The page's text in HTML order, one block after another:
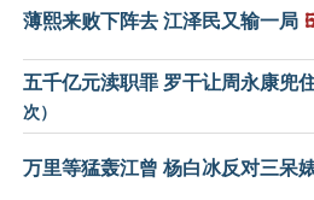
薄熙来败下阵去 江泽民又输一局
五千亿元渎职罪 罗干让周永康兜
次）
万里等猛轰江曾 杨白冰反对三呆